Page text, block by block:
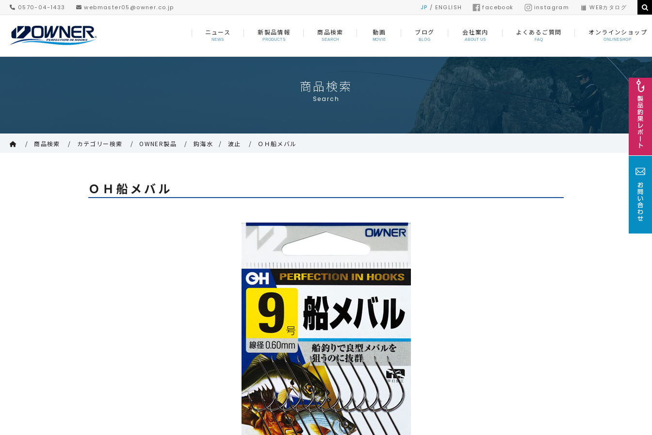
0570-04-1433 webmaster05@owner.co.jp JP / ENGLISH facebook instagram WEBカタログ
ニュース
NEWS
新製品情報
PRODUCTS
商品検索
SEARCH
動画
MOVIE
ブログ
BLOG
会社案内
ABOUT US
よくあるご質問
FAQ
オンラインショップ
ONLINESHOP
商品検索
Search
商品検索 カテゴリー検索 OWNER製品 鈎海水 波止 ＯＨ船メバル
ＯＨ船メバル